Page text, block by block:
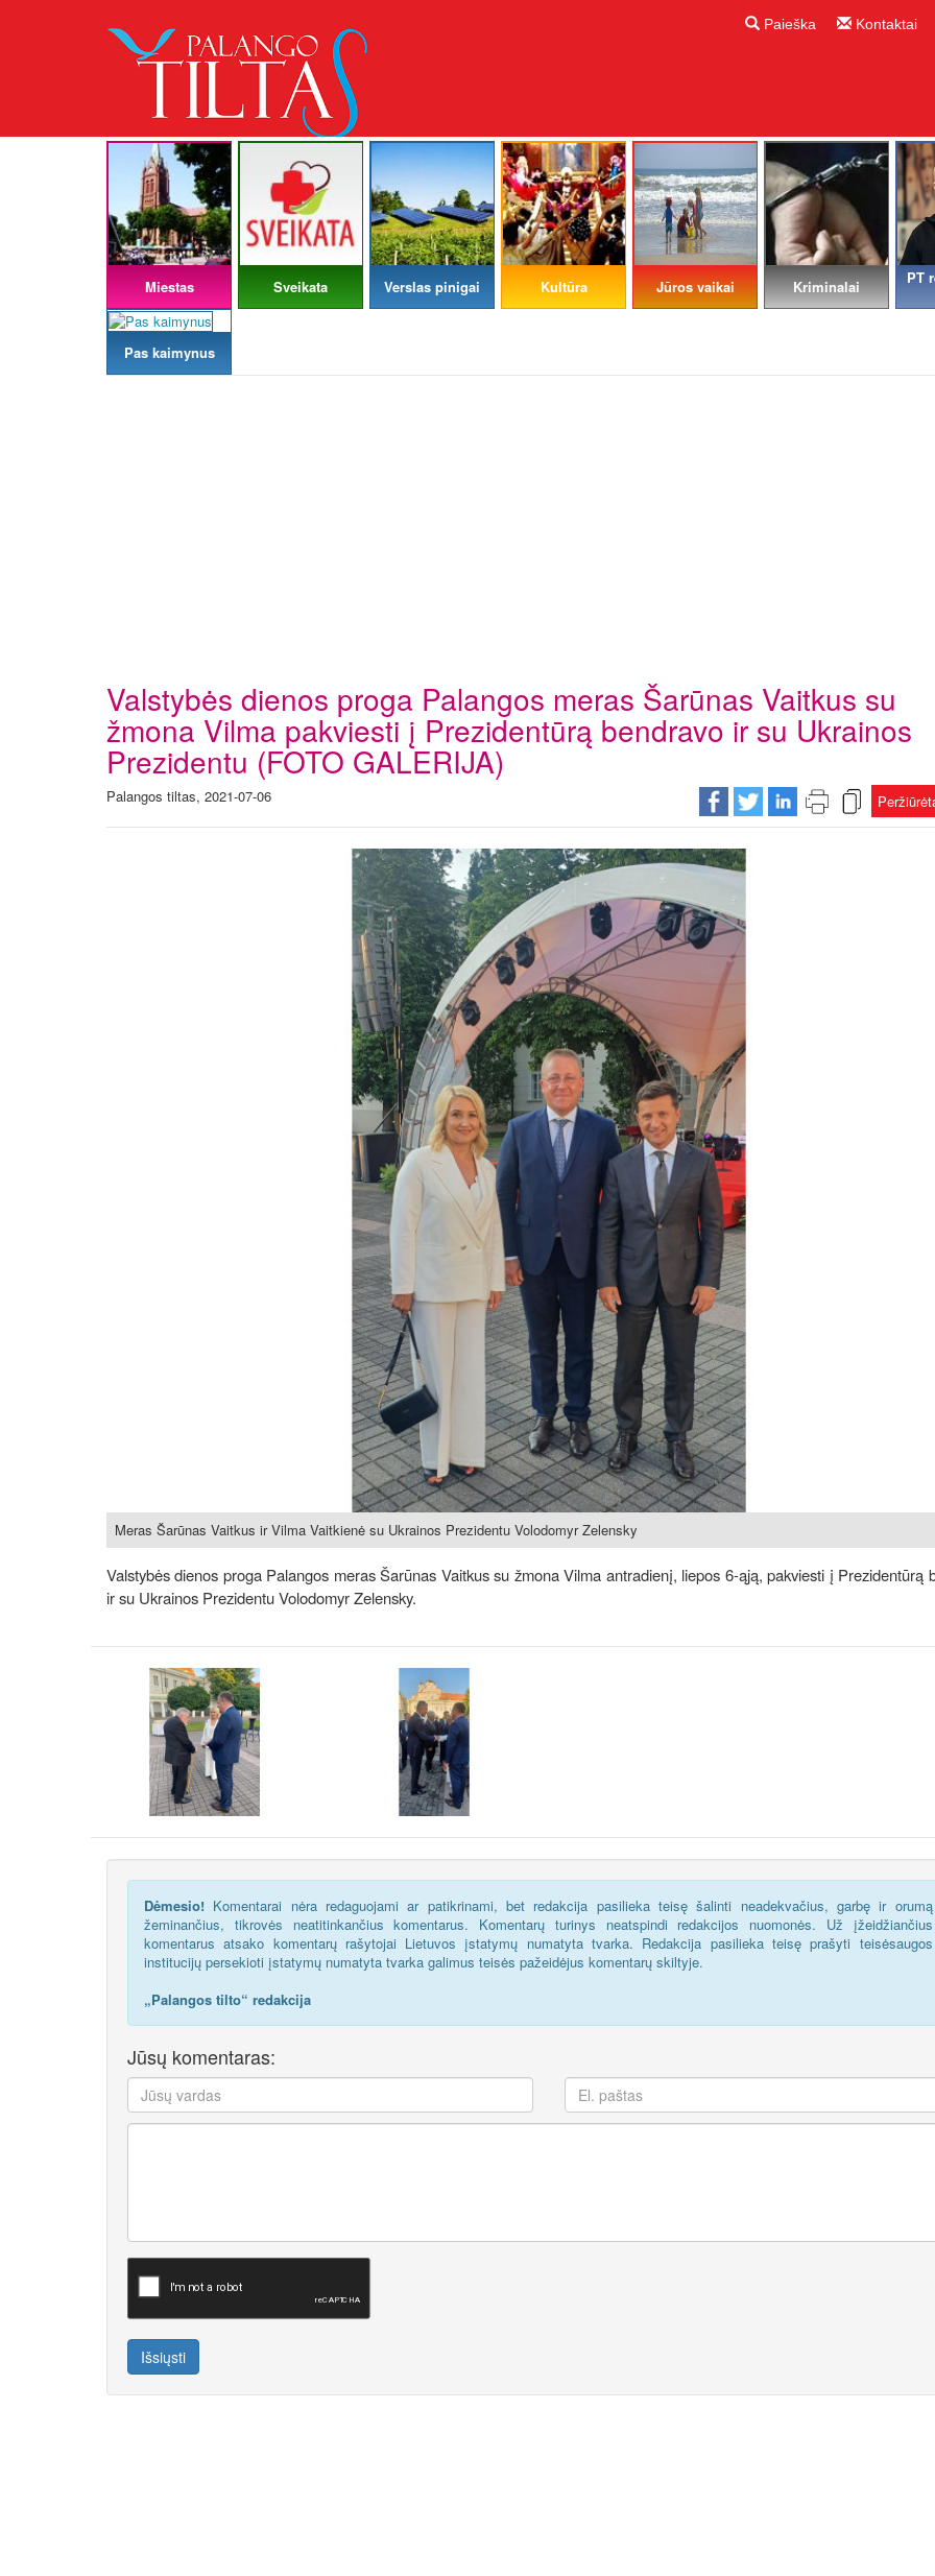
Paieška Kontaktai
Miestas Sveikata Verslas pinigai Kultūra Jūros vaikai Kriminalai
PT
Pas kaimynus
Valstybės dienos proga Palangos meras Šarūnas Vaitkus su
žmona Vilma pakviesti į Prezidentūrą bendravo ir su Ukrainos
Prezidentu (FOTO GALERIJA)
Palangos tiltas, 2021-07-06
Meras Šarūnas Vaitkus ir Vilma Vaitkienė su Ukrainos Prezidentu Volodomyr Zelensky
Valstybės dienos proga Palangos meras Šarūnas Vaitkus su žmona Vilma antradienį, liepos 6-ąją, pakviesti į Prezidentūrą
ir su Ukrainos Prezidentu Volodomyr Zelensky.
Dėmesio! Komentarai nėra redaguojami ar patikrinami, bet redakcija pasilieka teisę šalinti neadekvačius, garbę ir orumą
žeminančius, tikrovės neatitinkančius komentarus. Komentarų turinys neatspindi redakcijos nuomonės. Už įžeidžiančius
komentarus atsako komentarų rašytojai Lietuvos įstatymų numatyta tvarka. Redakcija pasilieka teisę prašyti teisėsaugos
institucijų persekioti įstatymų numatyta tvarka galimus teisės pažeidėjus komentarų skiltyje.
„Palangos tilto“ redakcija
Jūsų komentaras:
Išsiųsti